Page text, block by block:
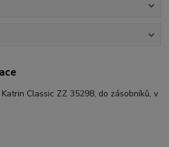
Classic ZZ 35298, do zásobníků, v